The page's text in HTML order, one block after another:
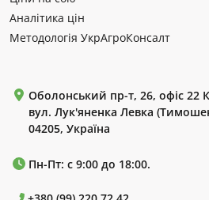
Аналітика цін
Методологія УкрАгроКонсалт
Оболонський пр-т, 26, офіс 22
вул. Лук'яненка Левка
04205, Україна
Пн-Пт: с 9:00 до 18:00.